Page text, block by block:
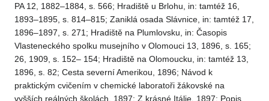
PA 12, 1882–1884, s. 566; Hradiště u Brlohu, in: tamtéž 16,
1893–1895, s. 814–815; Zaniklá osada Slávnice, in: tamtéž 17,
1896–1897, s. 271; Hradiště na Plumlovsku, in: Časopis
Vlasteneckého spolku musejního v Olomouci 13, 1896, s. 165;
26, 1909, s. 152– 154; Hradiště na Olomoucku, in: tamtéž 13,
1896, s. 82; Cesta severní Amerikou, 1896; Návod k
praktickým cvičením v chemické laboratoři žákovské na
vyšších reálných školách, 1897; Z krásné Itálie, 1897; Popis